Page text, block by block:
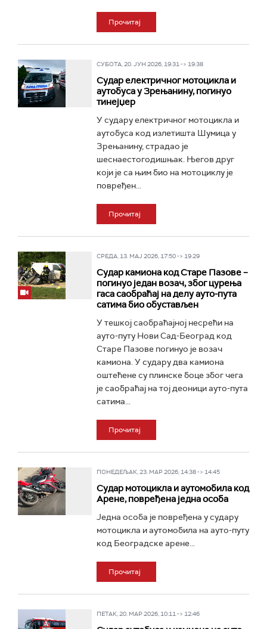
Прочитај
СУБОТА, 20. ЈУН 2026, 19:31 -> 19:38
Судар електричног мотоцикла и
аутобуса у Зрењанину, погинуо
тинејџер
У судару електричног мотоцикла и
аутобуса код излетишта Шумица у
Зрењанину, страдао је
шеснаестогодишњак. Његов друг
који је са њим био на мотоциклу је
повређен...
Прочитај
СРЕДА, 13. МАЈ 2026, 17:50 -> 19:29
Судар камиона код Старе Пазове –
погинуо један возач, због цурења
гаса саобраћај на делу ауто-пута
сатима био обустављен
У тешкој саобраћајној несрећи на
ауто-путу Нови Сад-Београд код
Старе Пазове погинуо је возач
камиона. У судару два камиона
оштећене су плинске боце због чега
је саобраћај на тој деоници ауто-пута
сатима...
Прочитај
ПОНЕДЕЉАК, 23. МАР 2026, 14:38 -> 14:45
Судар мотоцикла и аутомобила код
Арене, повређена једна особа
Једна особа је повређена у судару
мотоцикла и аутомобила на ауто-путу
код Београдске арене...
Прочитај
ПЕТАК, 20. МАР 2026, 10:11 -> 12:46